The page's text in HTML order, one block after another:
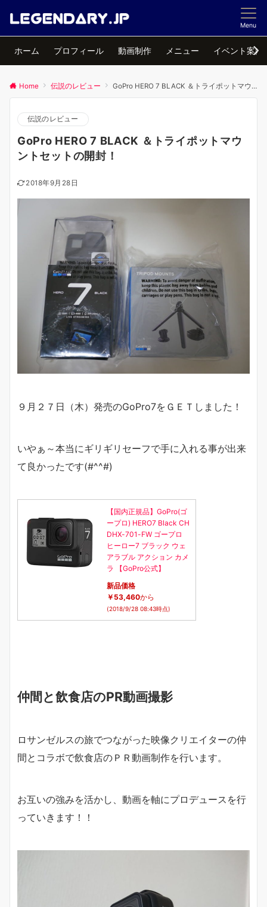
Menu
ホーム プロフィール 動画制作 メニュー イベント案内
Home 伝説のレビュー GoPro HERO 7 BLACK ＆トライポットマウントセットの開封！
伝説のレビュー
GoPro HERO 7 BLACK ＆トライポットマウ
ントセットの開封！
2018年9月28日
９月２７日（木）発売のGoPro7をＧＥＴしました！
いやぁ～本当にギリギリセーフで手に入れる事が出来
て良かったです(#^^#)
【国内正規品】GoPro(ゴ
ープロ) HERO7 Black CH
DHX-701-FW ゴープロ
ヒーロー7 ブラック ウェ
アラブル アクション カメ
ラ 【GoPro公式】
新品価格
￥53,460から
(2018/9/28 08:43時点)
仲間と飲食店のPR動画撮影
ロサンゼルスの旅でつながった映像クリエイターの仲
間とコラボで飲食店のＰＲ動画制作を行います。
お互いの強みを活かし、動画を軸にプロデュースを行
っていきます！！